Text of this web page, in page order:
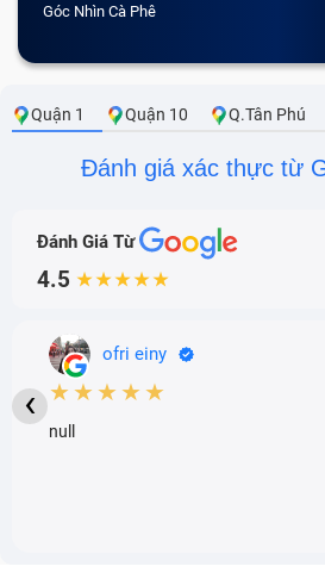
Góc Nhìn Cà Phê
Quận 1 Quận 10 Q.Tân Phú
Đánh giá xác thực từ
Đánh Giá Từ
4.5 ★★★★★
ofri einy
★★★★★
null
‹